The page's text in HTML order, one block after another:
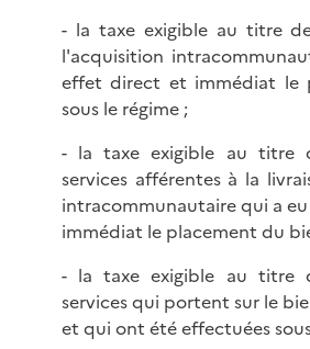
- la taxe exigible au titre
l'acquisition
effet direct et immédiat le
sous le régime ;
- la taxe exigible au titre
services afférentes à la
intracommunautaire qui a
immédiat le placement du
- la taxe exigible au titre
services qui portent sur le
et qui ont été effectuées